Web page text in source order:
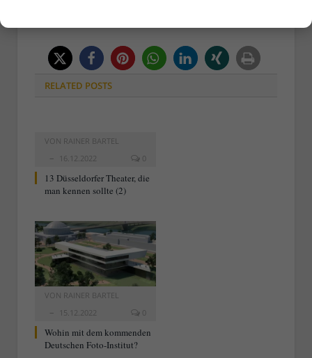
RELATED POSTS
VON RAINER BARTEL
16.12.2022
0
13 Düsseldorfer Theater, die
man kennen sollte (2)
VON RAINER BARTEL
15.12.2022
0
Wohin mit dem kommenden
Deutschen Foto-Institut?